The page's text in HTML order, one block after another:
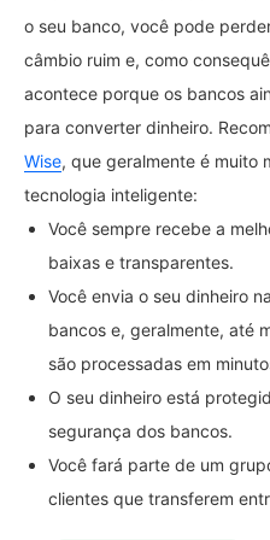
o seu banco, você pode
câmbio ruim e, como
acontece porque os bancos
para converter dinheiro.
Wise, que geralmente é muito
tecnologia inteligente:
Você sempre recebe a
baixas e transparentes.
Você envia o seu dinheiro
bancos e, geralmente, até
são processadas em
O seu dinheiro está
segurança dos bancos.
Você fará parte de um
clientes que transferem